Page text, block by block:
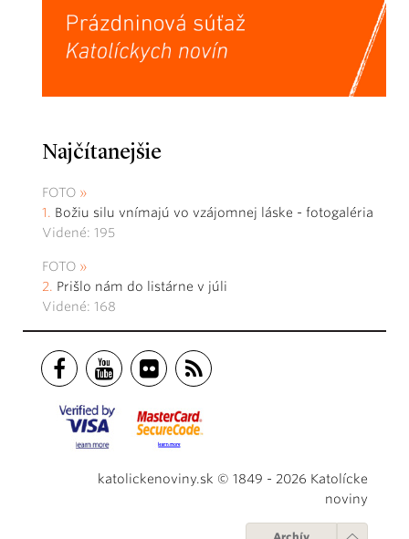
Najčítanejšie
FOTO
Božiu silu vnímajú vo vzájomnej láske - fotogaléria
Videné: 195
FOTO
Prišlo nám do listárne v júli
Videné: 168
katolickenoviny.sk © 1849 - 2026 Katolícke
noviny